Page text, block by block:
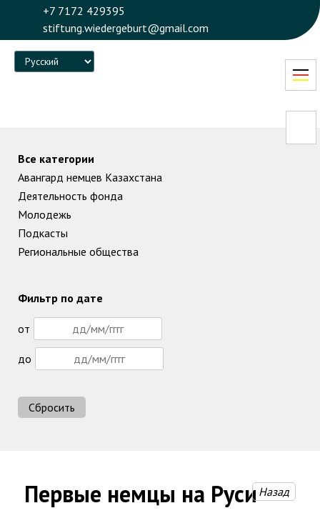
+7 7172 429395
stiftung.wiedergeburt@gmail.com
Language
Первые немцы на РусиНазад
Все категории
Авангард немцев Казахстана
Деятельность фонда
Молодежь
Подкасты
Региональные общества
Фильтр по дате
от
до
Сбросить